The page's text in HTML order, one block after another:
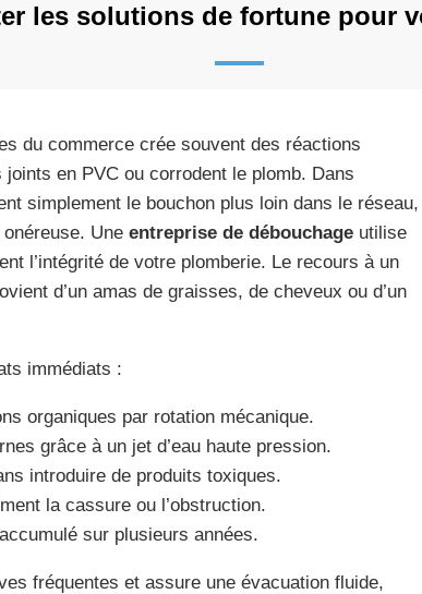
les solutions de fortune pour
du commerce crée souvent des réactions
en PVC ou corrodent le plomb. Dans
simplement le bouchon plus loin dans le réseau,
Une entreprise de débouchage utilise
l’intégrité de votre plomberie. Le recours à un
d’un amas de graisses, de cheveux ou d’un
immédiats :
organiques par rotation mécanique.
grâce à un jet d’eau haute pression.
introduire de produits toxiques.
la cassure ou l’obstruction.
sur plusieurs années.
fréquentes et assure une évacuation fluide,